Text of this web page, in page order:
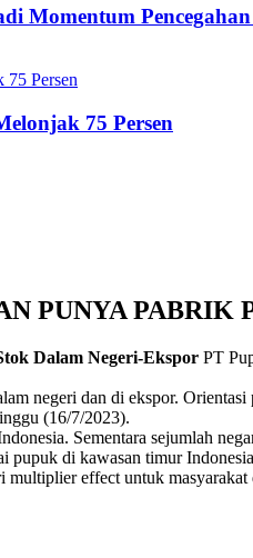
Momentum
75 Persen
PUNYA PABRIK
Dalam Negeri-Ekspor PT
negeri dan di ekspor.
(16/7/2023).
Sementara sejumlah
di kawasan timur
effect untuk